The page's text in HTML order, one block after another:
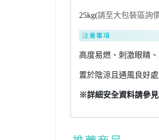
25kg(請至大包裝區詢
高度易燃、刺激眼睛
置於陰涼且通風良好
※詳細安全資料請參